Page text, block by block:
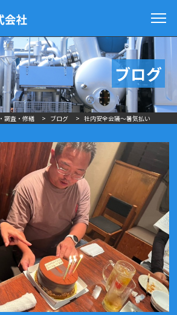
ブログ
調査・修繕 > ブログ > 社内安全会議～暑気払い